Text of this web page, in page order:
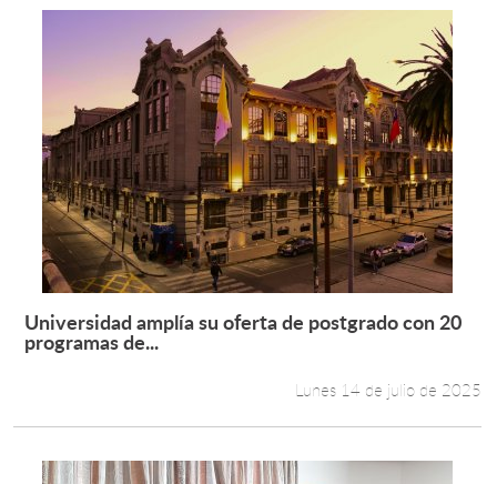
Leer más +
Universidad amplía su oferta de postgrado con 20
programas de...
Lunes 14 de julio de 2025